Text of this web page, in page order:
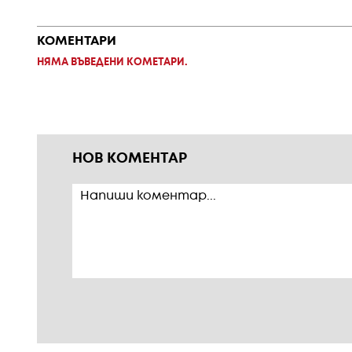
КОМЕНТАРИ
НЯМА ВЪВЕДЕНИ КОМЕТАРИ.
НОВ КОМЕНТАР